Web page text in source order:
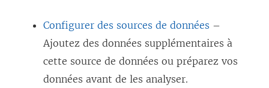
e
f
e
n
Configurer des sources de données –
Ajoutez des données supplémentaires à
cette source de données ou préparez vos
données avant de les analyser.